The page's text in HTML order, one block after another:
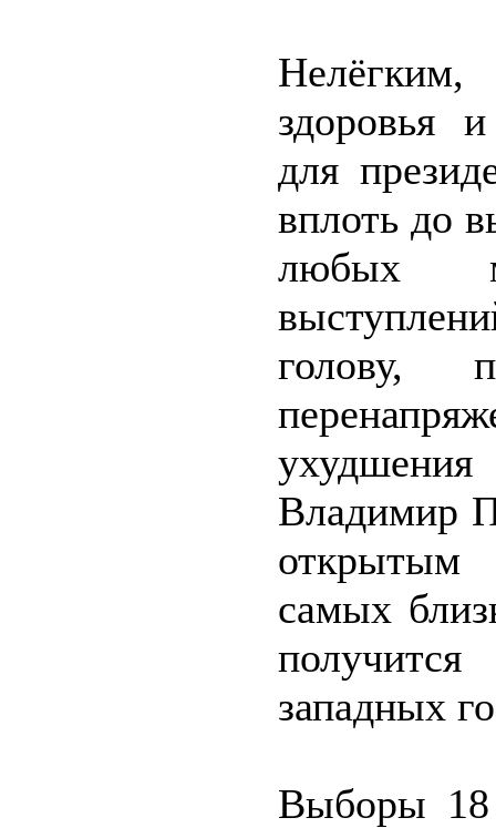
Нелёгким,
здоровья
для
вплоть до
любых
голову,
Владимир
открытым
самых
западных
Выборы 18